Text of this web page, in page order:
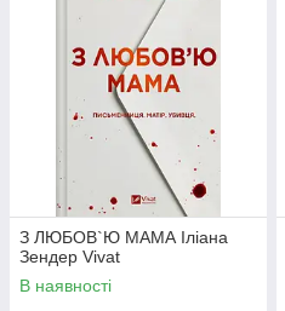
З ЛЮБОВ`Ю МАМА Іліана
Зендер Vivat
В наявності